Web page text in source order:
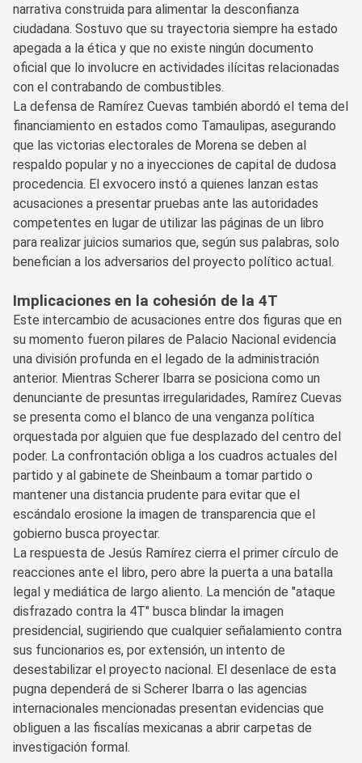
narrativa construida para alimentar la desconfianza
ciudadana. Sostuvo que su trayectoria siempre ha estado
apegada a la ética y que no existe ningún documento
oficial que lo involucre en actividades ilícitas relacionadas
con el contrabando de combustibles.
La defensa de Ramírez Cuevas también abordó el tema del
financiamiento en estados como Tamaulipas, asegurando
que las victorias electorales de Morena se deben al
respaldo popular y no a inyecciones de capital de dudosa
procedencia. El exvocero instó a quienes lanzan estas
acusaciones a presentar pruebas ante las autoridades
competentes en lugar de utilizar las páginas de un libro
para realizar juicios sumarios que, según sus palabras, solo
benefician a los adversarios del proyecto político actual.
Implicaciones en la cohesión de la 4T
Este intercambio de acusaciones entre dos figuras que en
su momento fueron pilares de Palacio Nacional evidencia
una división profunda en el legado de la administración
anterior. Mientras Scherer Ibarra se posiciona como un
denunciante de presuntas irregularidades, Ramírez Cuevas
se presenta como el blanco de una venganza política
orquestada por alguien que fue desplazado del centro del
poder. La confrontación obliga a los cuadros actuales del
partido y al gabinete de Sheinbaum a tomar partido o
mantener una distancia prudente para evitar que el
escándalo erosione la imagen de transparencia que el
gobierno busca proyectar.
La respuesta de Jesús Ramírez cierra el primer círculo de
reacciones ante el libro, pero abre la puerta a una batalla
legal y mediática de largo aliento. La mención de "ataque
disfrazado contra la 4T" busca blindar la imagen
presidencial, sugiriendo que cualquier señalamiento contra
sus funcionarios es, por extensión, un intento de
desestabilizar el proyecto nacional. El desenlace de esta
pugna dependerá de si Scherer Ibarra o las agencias
internacionales mencionadas presentan evidencias que
obliguen a las fiscalías mexicanas a abrir carpetas de
investigación formal.